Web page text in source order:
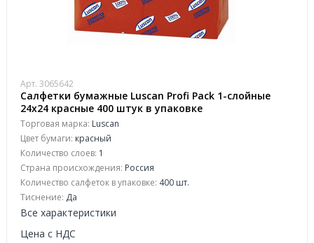
Арт. 3065642
Салфетки бумажные Luscan Profi Pack 1-слойные
24х24 красные 400 штук в упаковке
Торговая марка: Luscan
Цвет бумаги: красный
Количество слоев: 1
Страна происхождения: Россия
Количество салфеток в упаковке: 400 шт.
Тиснение: Да
Все характеристики
Цена с НДС